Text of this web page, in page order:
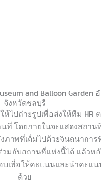
and Balloon Garden
จังหวัดชลบุรี
ไปถ่ายรูปเพื่อส่งให้ทีม HR
ที่ โดยภายในจะแสดงสถา
ภาพที่เต็มไปด้วยจินตนาการ
มกับสถานที่แห่งนี้ได้ แล้วหลั
บเพื่อให้คะแนนและนำคะแ
ด้วย